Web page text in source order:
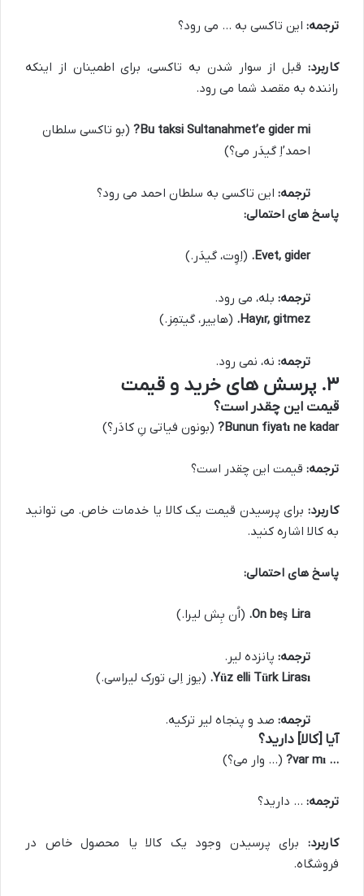
ترجمه: این تاکسی به … می رود؟
کاربرد: قبل از سوار شدن به تاکسی، برای اطمینان از اینکه
راننده به مقصد شما می رود.
Bu taksi Sultanahmet’e gider mi?
(بو تاکسی سلطان
احمد’اِ گیدَر می؟)
ترجمه: این تاکسی به سلطان احمد می رود؟
پاسخ های احتمالی:
Evet, gider. (اِوِت، گیدَر.)
ترجمه: بله، می رود.
Hayır, gitmez. (هاییر، گیتمِز.)
ترجمه: نه، نمی رود.
۳. پرسش های خرید و قیمت
قیمت این چقدر است؟
Bunun fiyatı ne kadar? (بونون فیاتی نِ کادَر؟)
ترجمه: قیمت این چقدر است؟
کاربرد: برای پرسیدن قیمت یک کالا یا خدمات خاص. می توانید
به کالا اشاره کنید.
پاسخ های احتمالی:
On beş Lira. (اُن بِش لیرا.)
ترجمه: پانزده لیر.
Yüz elli Türk Lirası. (یوز اِلی تورک لیراسی.)
ترجمه: صد و پنجاه لیر ترکیه.
آیا [کالا] دارید؟
… var mı? (… وار می؟)
ترجمه: … دارید؟
کاربرد: برای پرسیدن وجود یک کالا یا محصول خاص در
فروشگاه.